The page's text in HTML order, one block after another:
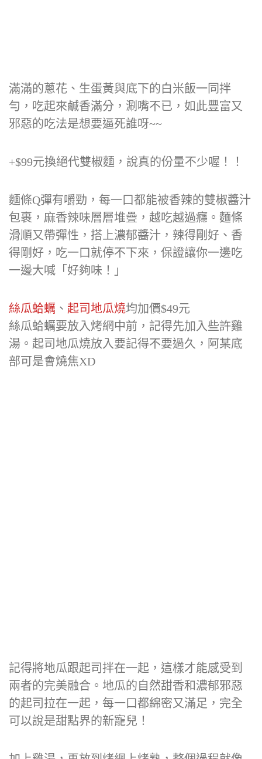
滿滿的蔥花、生蛋黃與底下的白米飯一同拌
勻，吃起來鹹香滿分，涮嘴不已，如此豐富又
邪惡的吃法是想要逼死誰呀~~
+$99元換絕代雙椒麵，說真的份量不少喔！！
麵條Q彈有嚼勁，每一口都能被香辣的雙椒醬汁
包裹，麻香辣味層層堆疊，越吃越過癮。麵條
滑順又帶彈性，搭上濃郁醬汁，辣得剛好、香
得剛好，吃一口就停不下來，保證讓你一邊吃
一邊大喊「好夠味！」
絲瓜蛤蠣 、 起司地瓜燒均加價$49元
絲瓜蛤蠣要放入烤網中前，記得先加入些許雞
湯。起司地瓜燒放入要記得不要過久，阿某底
部可是會燒焦XD
記得將地瓜跟起司拌在一起，這樣才能感受到
兩者的完美融合。地瓜的自然甜香和濃郁邪惡
的起司拉在一起，每一口都綿密又滿足，完全
可以說是甜點界的新寵兒！